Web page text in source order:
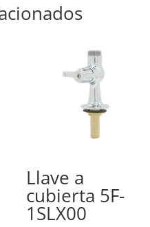
Llave a
cubierta 5F-
1SLX00